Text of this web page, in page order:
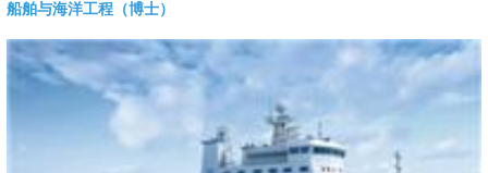
船舶与海洋工程（博士）